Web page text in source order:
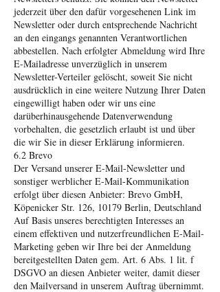
jederzeit über den dafür vorgesehenen Link im
Newsletter oder durch entsprechende Nachricht
an den eingangs genannten Verantwortlichen
abbestellen. Nach erfolgter Abmeldung wird Ihre
E-Mailadresse unverzüglich in unserem
Newsletter-Verteiler gelöscht, soweit Sie nicht
ausdrücklich in eine weitere Nutzung Ihrer Daten
eingewilligt haben oder wir uns eine
darüberhinausgehende Datenverwendung
vorbehalten, die gesetzlich erlaubt ist und über
die wir Sie in dieser Erklärung informieren.
6.2 Brevo
Der Versand unserer E-Mail-Newsletter und
sonstiger werblicher E-Mail-Kommunikation
erfolgt über diesen Anbieter: Brevo GmbH,
Köpenicker Str. 126, 10179 Berlin, Deutschland
Auf Basis unseres berechtigten Interesses an
einem effektiven und nutzerfreundlichen E-Mail-
Marketing geben wir Ihre bei der Anmeldung
bereitgestellten Daten gem. Art. 6 Abs. 1 lit. f
DSGVO an diesen Anbieter weiter, damit dieser
den Mailversand in unserem Auftrag übernimmt.